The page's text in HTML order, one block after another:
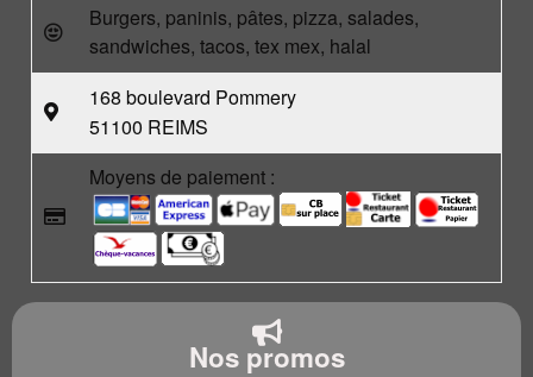
Burgers, paninis, pâtes, pizza, salades,
sandwiches, tacos, tex mex, halal
168 boulevard Pommery
51100 REIMS
Moyens de paiement :
Nos promos